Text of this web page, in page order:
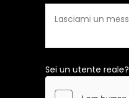
Sei un utente reale?